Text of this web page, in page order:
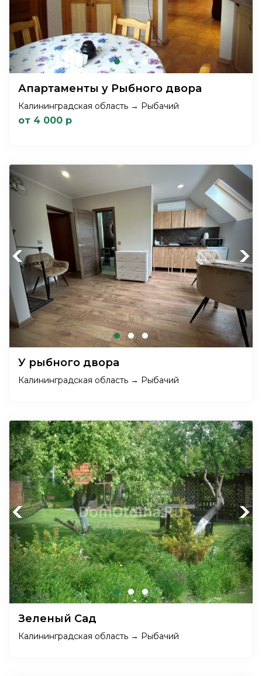
Апартаменты у Рыбного двора
Калининградская область → Рыбачий
от 4 000 р
Previous Next
У рыбного двора
Калининградская область → Рыбачий
Previous Next
Зеленый Сад
Калининградская область → Рыбачий